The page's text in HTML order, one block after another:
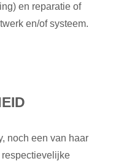
en reparatie of
en/of systeem.
noch een van haar